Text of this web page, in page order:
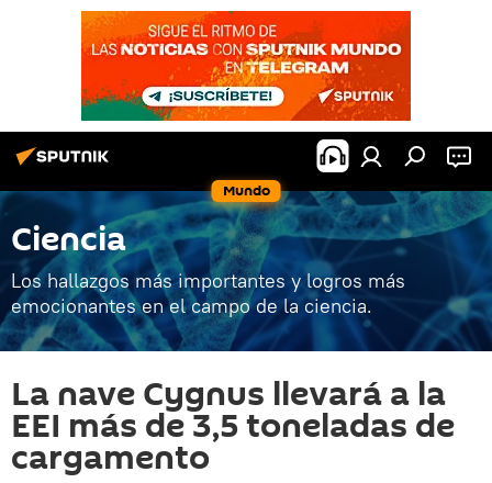
Mundo
Ciencia
Los hallazgos más importantes y logros más
emocionantes en el campo de la ciencia.
La nave Cygnus llevará a la
EEI más de 3,5 toneladas de
cargamento